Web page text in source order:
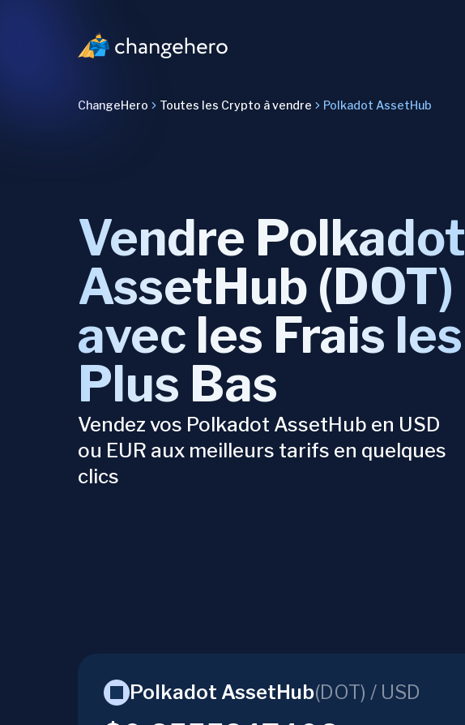
ChangeHero Toutes les Crypto à vendre Polkadot AssetHub
Vendre Polkadot
AssetHub (DOT)
avec les Frais les
Plus Bas
Vendez vos Polkadot AssetHub en USD
ou EUR aux meilleurs tarifs en quelques
clics
Polkadot AssetHub(DOT) / USD